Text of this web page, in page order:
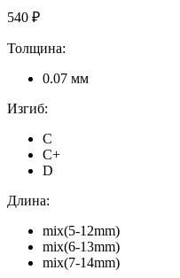
540 ₽
Толщина:
0.07 мм
Изгиб:
C
C+
D
Длина:
mix(5-12mm)
mix(6-13mm)
mix(7-14mm)